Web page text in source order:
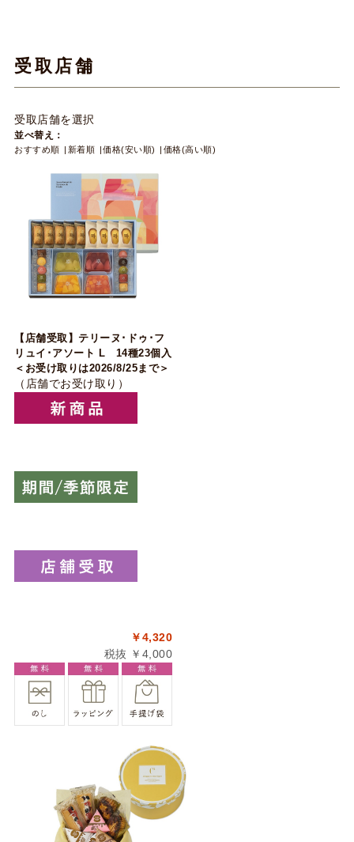
受取店舗
受取店舗を選択
並べ替え：
おすすめ順 新着順 価格(安い順) 価格(高い順)
【店舗受取】テリーヌ･ドゥ･フ
リュイ･アソート L 14種23個入
＜お受け取りは2026/8/25まで＞
（店舗でお受け取り）
￥4,320
税抜 ￥4,000